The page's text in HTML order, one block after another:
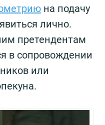
на подачу
лично.
претендентам
в сопровождении
или